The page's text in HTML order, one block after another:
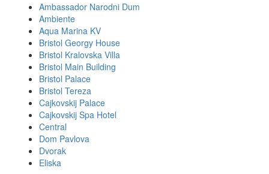
Ambassador Narodni Dum
Ambiente
Aqua Marina KV
Bristol Georgy House
Bristol Kralovska Villa
Bristol Main Building
Bristol Palace
Bristol Tereza
Cajkovskij Palace
Cajkovskij Spa Hotel
Central
Dom Pavlova
Dvorak
Eliska